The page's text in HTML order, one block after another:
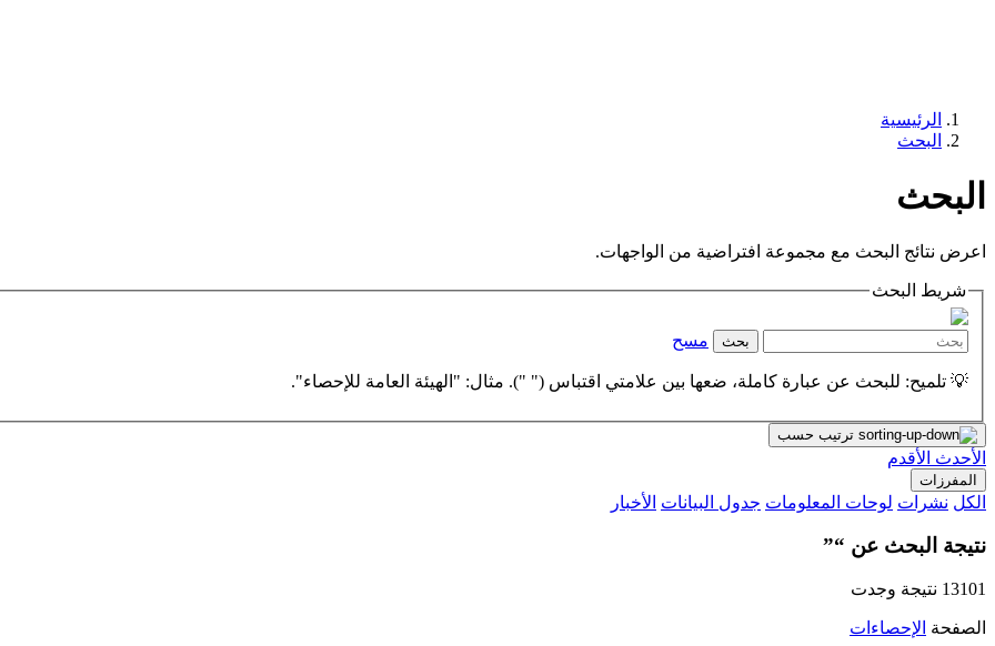
الرئيسية
البحث
البحث
اعرض نتائج البحث مع مجموعة افتراضية من الواجهات.
شريط البحث
بحث مسح
💡 تلميح: للبحث عن عبارة كاملة، ضعها بين علامتي اقتباس (" "). مثال: "الهيئة العامة للإحصاء".
ترتيب حسب
الأحدث الأقدم
المفرزات
الكل نشرات لوحات المعلومات جدول البيانات الأخبار
نتيجة البحث عن “”
13101 نتيجة وجدت
الصفحة الإحصاءات